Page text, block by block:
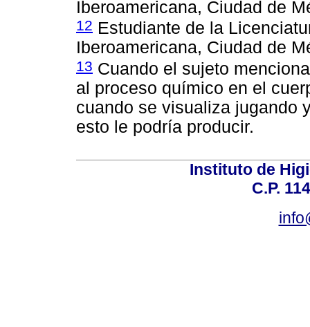
Iberoamericana, Ciudad de
12 Estudiante de la
Iberoamericana, Ciudad de
13 Cuando el sujeto
al proceso químico en el
cuando se visualiza jugando
esto le podría producir.
Instituto de
C.P.